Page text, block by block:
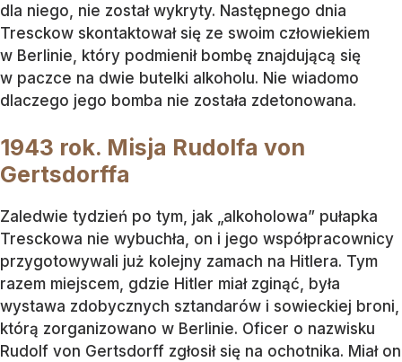
dla niego, nie został wykryty. Następnego dnia
Tresckow skontaktował się ze swoim człowiekiem
w Berlinie, który podmienił bombę znajdującą się
w paczce na dwie butelki alkoholu. Nie wiadomo
dlaczego jego bomba nie została zdetonowana.
1943 rok. Misja Rudolfa von
Gertsdorffa
Zaledwie tydzień po tym, jak „alkoholowa” pułapka
Tresckowa nie wybuchła, on i jego współpracownicy
przygotowywali już kolejny zamach na Hitlera. Tym
razem miejscem, gdzie Hitler miał zginąć, była
wystawa zdobycznych sztandarów i sowieckiej broni,
którą zorganizowano w Berlinie. Oficer o nazwisku
Rudolf von Gertsdorff zgłosił się na ochotnika. Miał on